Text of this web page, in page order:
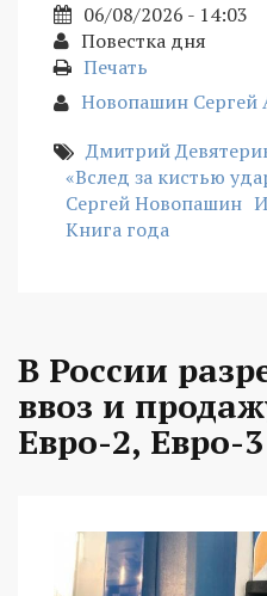
06/08/2026 - 14:03
Повестка дня
Печать
Новопашин Сергей
Дмитрий
«Вслед за кистью
Сергей Новопашин
Книга года
В России
ввоз и
Евро-2, Евро-